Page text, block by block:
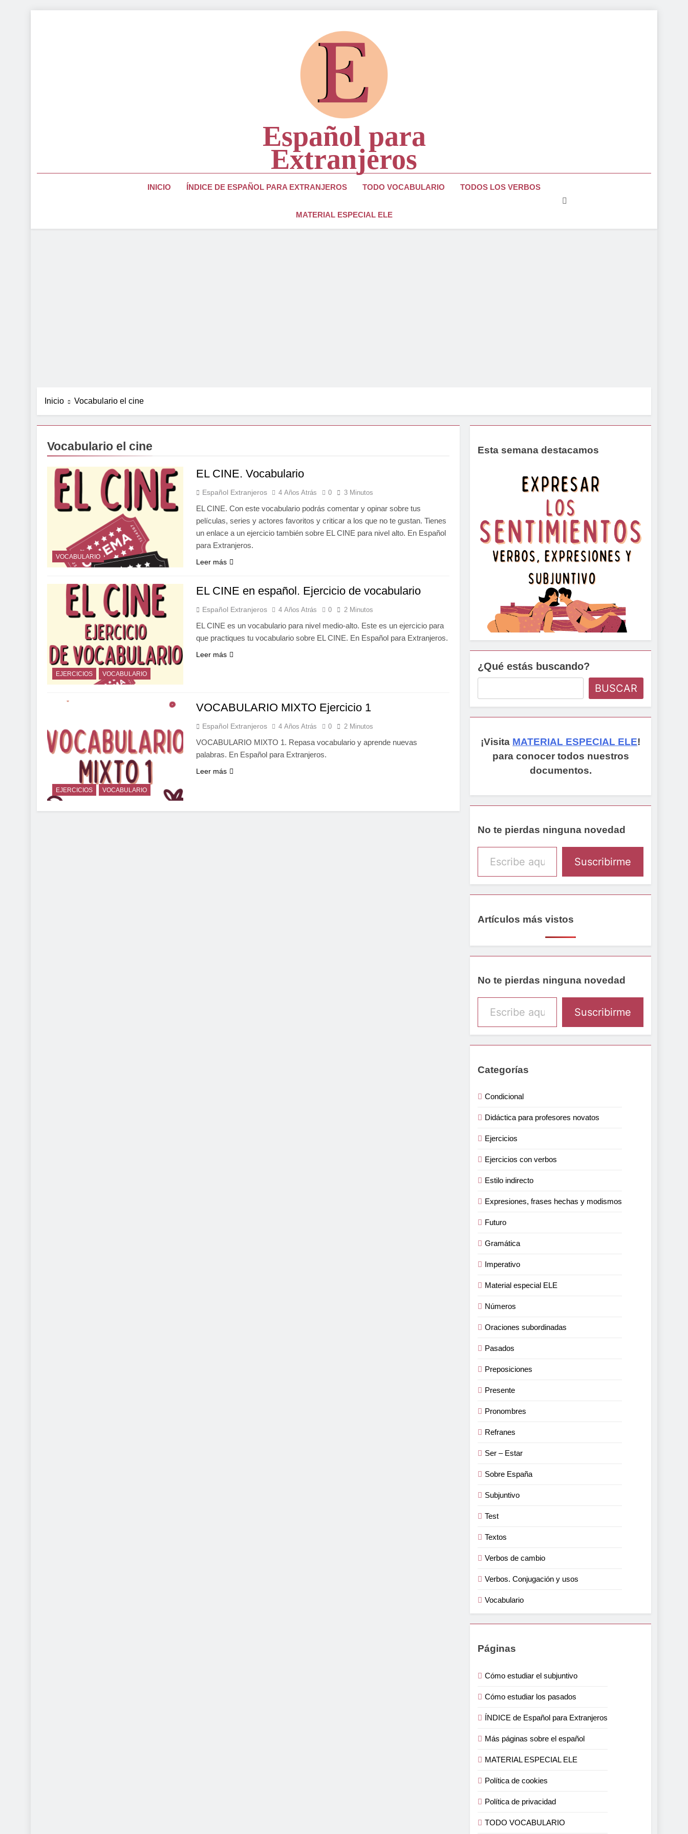
Español para
Extranjeros
Página Para Estudiantes Y Profesores De Lengua Española
INICIO ÍNDICE DE ESPAÑOL PARA EXTRANJEROS TODO VOCABULARIO TODOS LOS VERBOS
MATERIAL ESPECIAL ELE
Inicio Vocabulario el cine
Vocabulario el cine
VOCABULARIO
EL CINE. Vocabulario
Español Extranjeros 4 Años Atrás 0 3 Minutos
EL CINE. Con este vocabulario podrás comentar y opinar sobre tus
películas, series y actores favoritos y criticar a los que no te gustan. Tienes
un enlace a un ejercicio también sobre EL CINE para nivel alto. En Español
para Extranjeros.
Leer más
EJERCICIOS VOCABULARIO
EL CINE en español. Ejercicio de vocabulario
Español Extranjeros 4 Años Atrás 0 2 Minutos
EL CINE es un vocabulario para nivel medio-alto. Este es un ejercicio para
que practiques tu vocabulario sobre EL CINE. En Español para Extranjeros.
Leer más
EJERCICIOS VOCABULARIO
VOCABULARIO MIXTO Ejercicio 1
Español Extranjeros 4 Años Atrás 0 2 Minutos
VOCABULARIO MIXTO 1. Repasa vocabulario y aprende nuevas
palabras. En Español para Extranjeros.
Leer más
Esta semana destacamos
¿Qué estás buscando?
BUSCAR
¡Visita MATERIAL ESPECIAL ELE!
para conocer todos nuestros
documentos.
No te pierdas ninguna novedad
Escribe aquí tu email
Suscribirme
Artículos más vistos
No te pierdas ninguna novedad
Escribe aquí tu email
Suscribirme
Categorías
Condicional
Didáctica para profesores novatos
Ejercicios
Ejercicios con verbos
Estilo indirecto
Expresiones, frases hechas y modismos
Futuro
Gramática
Imperativo
Material especial ELE
Números
Oraciones subordinadas
Pasados
Preposiciones
Presente
Pronombres
Refranes
Ser – Estar
Sobre España
Subjuntivo
Test
Textos
Verbos de cambio
Verbos. Conjugación y usos
Vocabulario
Páginas
Cómo estudiar el subjuntivo
Cómo estudiar los pasados
ÍNDICE de Español para Extranjeros
Más páginas sobre el español
MATERIAL ESPECIAL ELE
Política de cookies
Política de privacidad
TODO VOCABULARIO